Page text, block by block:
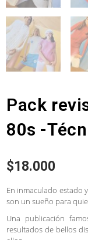
Pack
80s -
$18.000
En inmaculado estado
son un sueño para
Una publicación
resultados de bellos